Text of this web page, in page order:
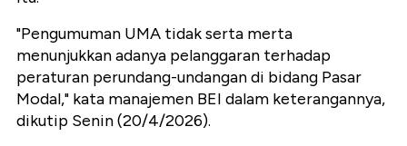
"Pengumuman UMA tidak serta merta
menunjukkan adanya pelanggaran terhadap
peraturan perundang-undangan di bidang Pasar
Modal," kata manajemen BEI dalam keterangannya,
dikutip Senin (20/4/2026).